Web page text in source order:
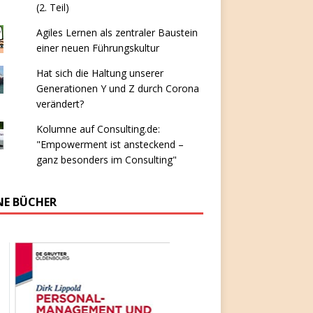
(2. Teil)
Agiles Lernen als zentraler Baustein
einer neuen Führungskultur
Hat sich die Haltung unserer
Generationen Y und Z durch Corona
verändert?
Kolumne auf Consulting.de:
"Empowerment ist ansteckend –
ganz besonders im Consulting"
BÜCHER